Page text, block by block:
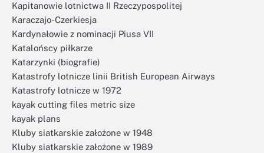
Kapitanowie lotnictwa II Rzeczypospolitej
Karaczajo-Czerkiesja
Kardynałowie z nominacji Piusa VII
Katalońscy piłkarze
Katarzynki (biografie)
Katastrofy lotnicze linii British European Airways
Katastrofy lotnicze w 1972
kayak cutting files metric size
kayak plans
Kluby siatkarskie założone w 1948
Kluby siatkarskie założone w 1989